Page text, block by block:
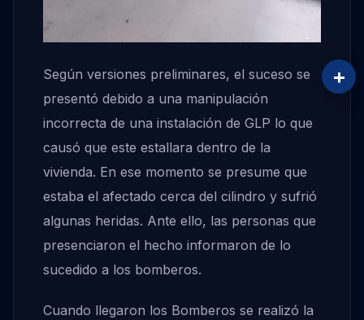
Según versiones preliminares, el suceso se
presentó debido a una manipulación
incorrecta de una instalación de GLP lo que
causó que este estallara dentro de la
vivienda. En ese momento se presume que
estaba el afectado cerca del cilindro y sufrió
algunas heridas. Ante ello, las personas que
presenciaron el hecho informaron de lo
sucedido a los bomberos.
Cuando llegaron los Bomberos se realizó la
+